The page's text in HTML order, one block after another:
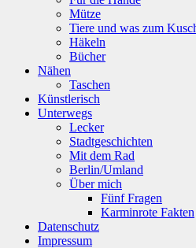
Mütze
Tiere und was zum
Häkeln
Bücher
Nähen
Taschen
Künstlerisch
Unterwegs
Lecker
Stadtgeschichten
Mit dem Rad
Berlin/Umland
Über mich
Fünf Fragen
Karminrote Fakten
Datenschutz
Impressum